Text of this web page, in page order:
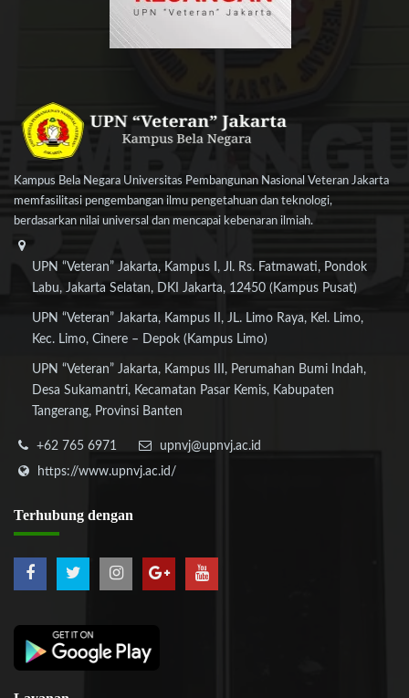
Kampus Bela Negara Universitas Pembangunan Nasional Veteran Jakarta
memfasilitasi pengembangan ilmu pengetahuan dan teknologi,
berdasarkan nilai universal dan mencapai kebenaran ilmiah.
UPN “Veteran” Jakarta, Kampus I, Jl. Rs. Fatmawati, Pondok
Labu, Jakarta Selatan, DKI Jakarta, 12450 (Kampus Pusat)
UPN “Veteran” Jakarta, Kampus II, JL. Limo Raya, Kel. Limo,
Kec. Limo, Cinere – Depok (Kampus Limo)
UPN “Veteran” Jakarta, Kampus III, Perumahan Bumi Indah,
Desa Sukamantri, Kecamatan Pasar Kemis, Kabupaten
Tangerang, Provinsi Banten
+62 765 6971
upnvj@upnvj.ac.id
https://www.upnvj.ac.id/
Terhubung dengan